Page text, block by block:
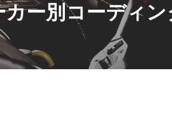
カー別コーディン